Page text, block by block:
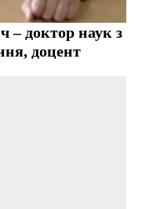
– доктор наук з
доцент